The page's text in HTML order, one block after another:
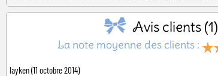
Avis clients (1)
La note moyenne des clients :
layken(11 octobre 2014)